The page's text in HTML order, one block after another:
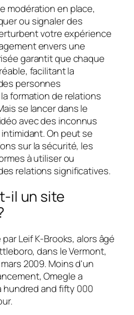
modération en place,
ou signaler des
votre expérience
envers une
garantit que chaque
facilitant la
personnes
formation de relations
se lancer dans le
avec des inconnus
On peut se
sur la sécurité, les
à utiliser ou
relations significatives.
il un site
Leif K-Brooks, alors âgé
dans le Vermont,
2009. Moins d'un
Omegle a
hundred and fifty 000